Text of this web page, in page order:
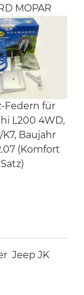
MOPAR
Federn für
L200 4WD,
K7, Baujahr
(Komfort
Satz)
Jeep JK